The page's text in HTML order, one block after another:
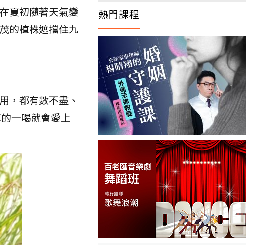
夏初隨著天氣變
的植株遮擋住九
，都有數不盡、
一喝就會愛上
熱門課程